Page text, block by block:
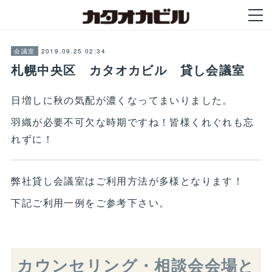
会議室 2019.09.25 02:34
札幌中央区 カタオカビル 貸し会議室
日増しに秋の気配が濃くなってまいりました。
羽織が必要不可欠な時期ですね！皆様くれぐれも忘
れずに！
弊社貸し会議室はご利用方法が多様となります！
下記ご利用一例をご参考下さい。
カウンセリング・相談会会場と